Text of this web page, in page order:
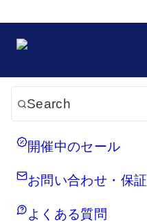
Search
開催中のセール
お問い合わせ・保証
よくある質問